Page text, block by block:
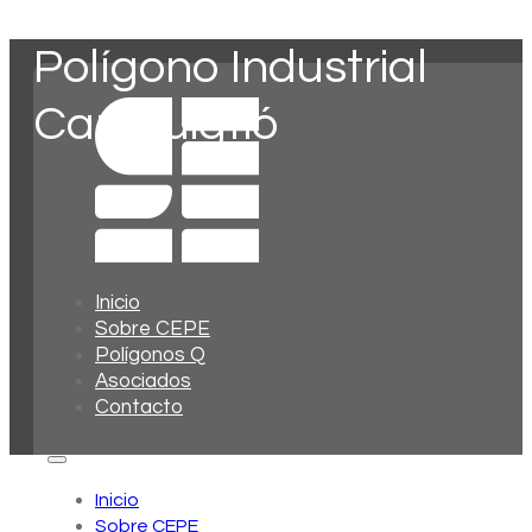
Inicio
Sobre CEPE
Polígonos Q
Asociados
Contacto
Inicio
Sobre CEPE
Polígono Industrial
Can Puigtió